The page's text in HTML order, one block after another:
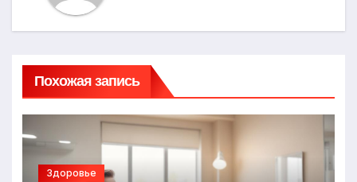
Похожая запись
Здоровье